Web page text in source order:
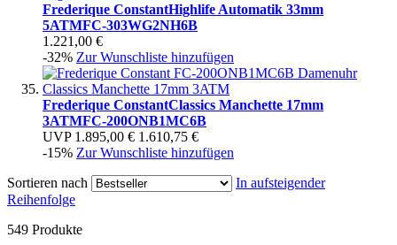
Frederique ConstantHighlife Automatik 33mm
5ATMFC-303WG2NH6B
1.221,00 €
-32% Zur Wunschliste hinzufügen
Frederique ConstantClassics Manchette 17mm
3ATMFC-200ONB1MC6B
UVP 1.895,00 € 1.610,75 €
-15% Zur Wunschliste hinzufügen
Sortieren nach
In aufsteigender
Reihenfolge
549 Produkte